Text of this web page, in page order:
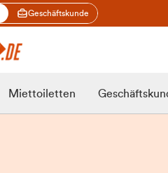
Geschäftskunde
Miettoiletten